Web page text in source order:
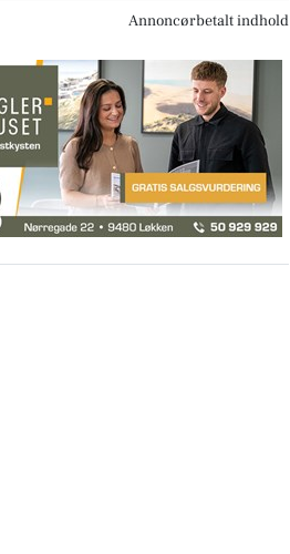
Annoncørbetalt indhold